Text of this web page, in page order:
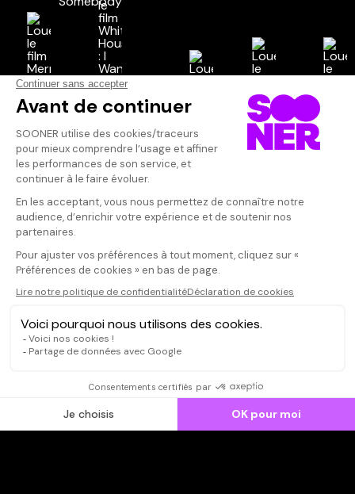
Vos avis
Donnez votre avis
Votre note
Votre commentaire
Il faut vous connecter pour
publier un avis
CONNEXION
Qui sommes-nous ?